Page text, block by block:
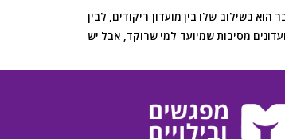
בשילוב שלו בין מועדון ריקודים, לבין
מסיבות שמיועד למי שרוקד, אבל יש